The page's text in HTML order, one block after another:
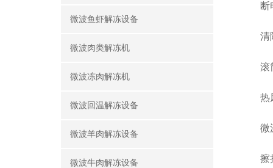
微波鱼虾解冻设备
微波肉类解冻机
微波冻肉解冻机
微波回温解冻设备
微波羊肉解冻设备
微波牛肉解冻设备
断电
清除
滚筒
热风
微波
擦拭